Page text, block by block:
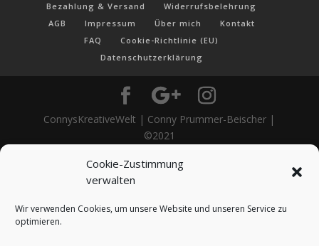
Cookie-Zustimmung
verwalten
Wir verwenden Cookies, um unsere Website und unseren Service zu
optimieren.
Bezahlung & Versand
Widerrufsbelehrung
AGB
Impressum Über mich
Kontakt
FAQ
Cookie-Richtlinie (EU)
Datenschutzerklärung
ConnysKreativeWelt | Conny Prummer-Beischer |
©2021